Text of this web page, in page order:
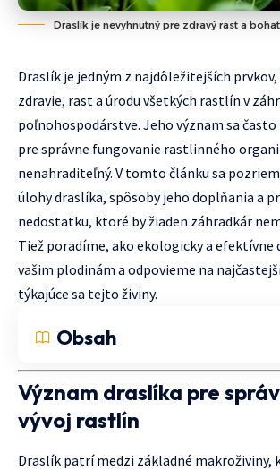
Draslík je nevyhnutný pre zdravý rast a
Draslík je jedným z najdôležitejších
zdravie, rast a úrodu všetkých rastlín v
poľnohospodárstve. Jeho význam sa často
pre správne fungovanie rastlinného
nenahraditeľný. V tomto článku sa
úlohy draslíka, spôsoby jeho doplňania a
nedostatku, ktoré by žiaden záhradkár
Tiež poradíme, ako ekologicky a efektívne
vašim plodinám a odpovieme na
týkajúce sa tejto živiny.
Obsah
Význam draslíka pre
vývoj rastlín
Draslík patrí medzi základné